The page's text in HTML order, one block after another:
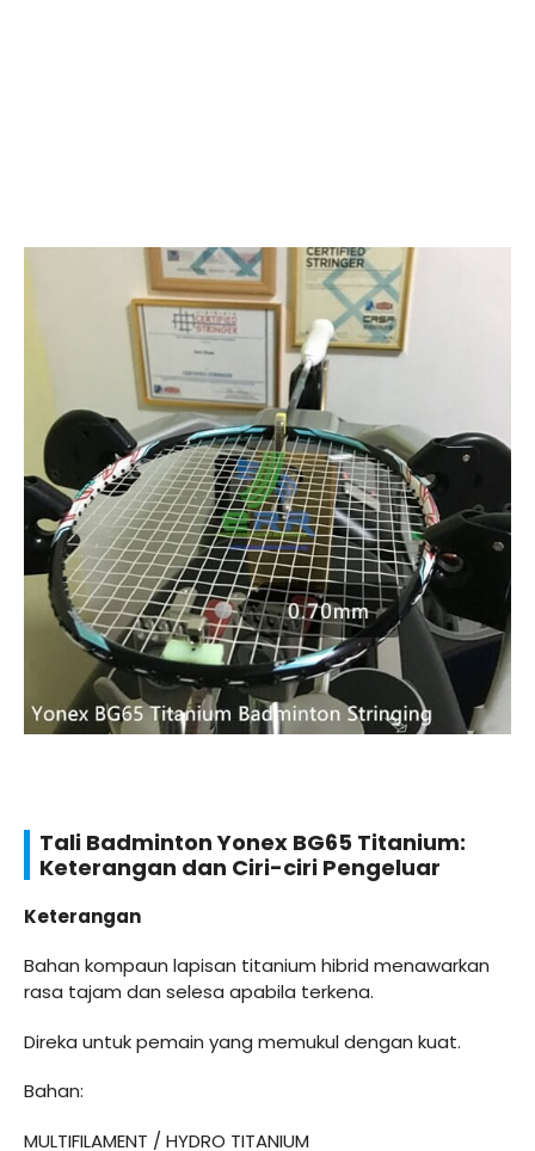
Tali Badminton Yonex BG65 Titanium:
Keterangan dan Ciri-ciri Pengeluar
Keterangan
Bahan kompaun lapisan titanium hibrid menawarkan
rasa tajam dan selesa apabila terkena.
Direka untuk pemain yang memukul dengan kuat.
Bahan:
MULTIFILAMENT / HYDRO TITANIUM